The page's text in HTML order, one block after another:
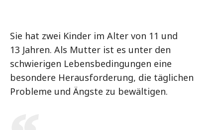
Sie hat zwei Kinder im Alter von 11 und
13 Jahren. Als Mutter ist es unter den
schwierigen Lebensbedingungen eine
besondere Herausforderung, die täglichen
Probleme und Ängste zu bewältigen.